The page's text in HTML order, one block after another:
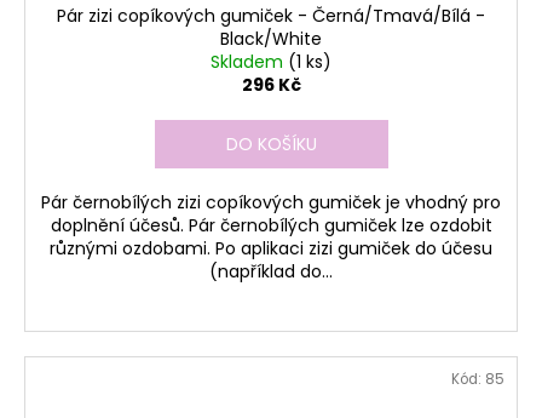
Pár zizi copíkových gumiček - Černá/Tmavá/Bílá -
Black/White
Skladem (1 ks)
296 Kč
DO KOŠÍKU
Pár černobílých zizi copíkových gumiček je vhodný pro
doplnění účesů. Pár černobílých gumiček lze ozdobit
různými ozdobami. Po aplikaci zizi gumiček do účesu
(například do...
Kód: 85